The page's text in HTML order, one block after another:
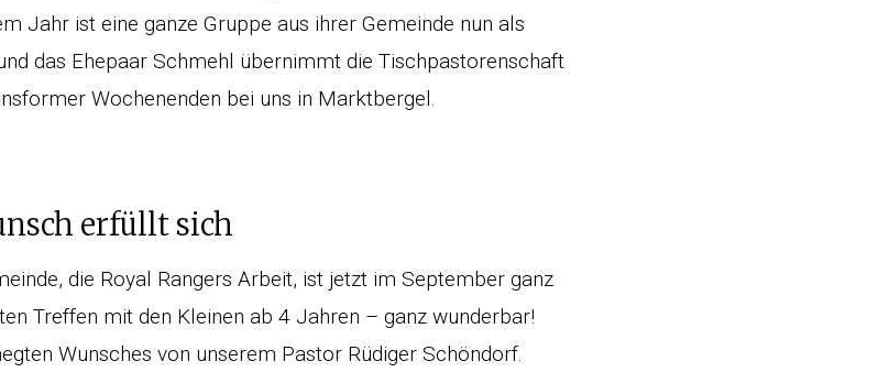
Jahr ist eine ganze Gruppe aus ihrer Gemeinde nun als
das Ehepaar Schmehl übernimmt die Tischpastorenschaft
Wochenenden bei uns in Marktbergel.
erfüllt sich
die Royal Rangers Arbeit, ist jetzt im September ganz
Treffen mit den Kleinen ab 4 Jahren – ganz wunderbar!
Wunsches von unserem Pastor Rüdiger Schöndorf.